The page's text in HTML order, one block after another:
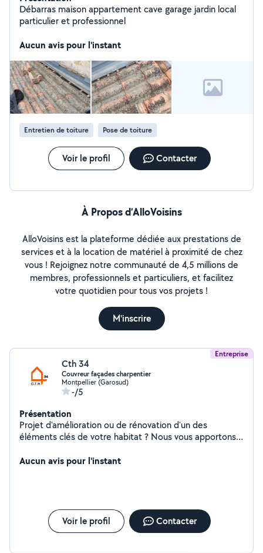
Débarras maison appartement cave garage jardin local
particulier et professionnel
Aucun avis pour l'instant
Entretien de toiture Pose de toiture
Voir le profil Contacter
À Propos d’AlloVoisins
AlloVoisins est la plateforme dédiée aux prestations de
services et à la location de matériel à proximité de chez
vous ! Rejoignez notre communauté de 4,5 millions de
membres, professionnels et particuliers, et facilitez
votre quotidien pour tous vos projets !
M'inscrire
Entreprise
Cth 34
Couvreur façades charpentier
Montpellier (Garosud)
-/5
Présentation
Projet d'amélioration ou de rénovation d'un des
éléments clés de votre habitat ? Nous vous apportons
de nos domaines d'expertise: Charpente, Façade,
Aucun avis pour l'instant
Voir le profil Contacter